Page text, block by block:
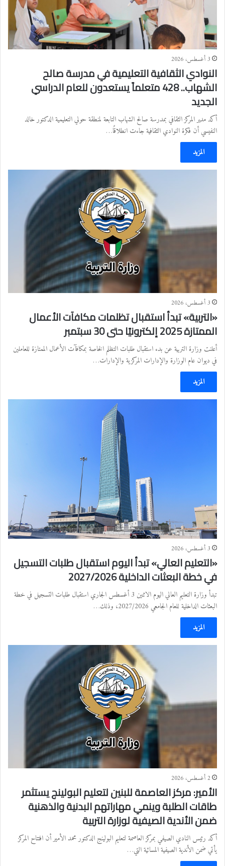
3 أغسطس، 2026
النوادي الثقافية التعليمية في مدرسة صالح
الشهاب.. 428 متعلماً يستعدون للعام الدراسي
الجديد
أكد مدير المركز الثقافي بمدرسة صالح الشهاب التابعة لمنطقة حولي التعليمية الدكتور خالد
النفيسي أن فكرة النوادي الثقافية جاءت انطلاقًا…
المزيد
3 أغسطس، 2026
«التربية» تبدأ استقبال تظلمات مكافآت الأعمال
الممتازة 2025 إلكترونيًا حتى 30 سبتمبر
أعلنت وزارة التربية عن بدء استقبال طلبات التظلم الخاصة بمكافآت الأعمال الممتازة للعاملين
في ديوان عام الوزارة والإدارات المركزية والإدارات…
المزيد
3 أغسطس، 2026
«التعليم العالي» تبدأ اليوم استقبال طلبات التسجيل
في خطة البعثات الداخلية 2027/2026
تبدأ وزارة التعليم العالي اليوم الاثنين 3 أغسطس الجاري استقبال طلبات التسجيل في خطة
البعثات الداخلية للعام الجامعي 2027/2026، وذلك…
المزيد
2 أغسطس، 2026
الأمير: مركز العاصمة للبنين لتعليم البولينج يستثمر
طاقات الطلبة وينمي مهاراتهم البدنية والذهنية
ضمن الأندية الصيفية لوزارة التربية
أكد رئيس النادي الصيفي بمركز العاصمة لتعليم البولينج الدكتور محمد الأمير أن افتتاح المركز
يأتي ضمن الأندية الصيفية المسائية التي…